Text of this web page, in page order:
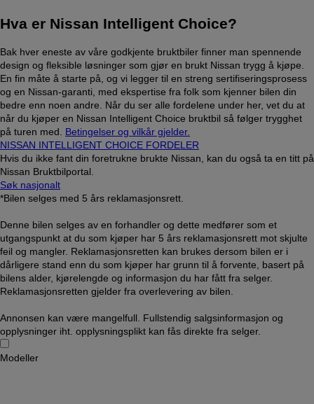
Hva er Nissan Intelligent Choice?
Bak hver eneste av våre godkjente bruktbiler finner man spennende
design og fleksible løsninger som gjør en brukt Nissan trygg å kjøpe.
En fin måte å starte på, og vi legger til en streng sertifiseringsprosess
og en Nissan-garanti, med ekspertise fra folk som kjenner bilen din
bedre enn noen andre. Når du ser alle fordelene under her, vet du at
når du kjøper en Nissan Intelligent Choice bruktbil så følger trygghet
på turen med. Betingelser og vilkår gjelder.
NISSAN INTELLIGENT CHOICE FORDELER
Hvis du ikke fant din foretrukne brukte Nissan, kan du også ta en titt på
Nissan Bruktbilportal.
Søk nasjonalt
*Bilen selges med 5 års reklamasjonsrett.
Denne bilen selges av en forhandler og dette medfører som et
utgangspunkt at du som kjøper har 5 års reklamasjonsrett mot skjulte
feil og mangler. Reklamasjonsretten kan brukes dersom bilen er i
dårligere stand enn du som kjøper har grunn til å forvente, basert på
bilens alder, kjørelengde og informasjon du har fått fra selger.
Reklamasjonsretten gjelder fra overlevering av bilen.
Annonsen kan være mangelfull. Fullstendig salgsinformasjon og
opplysninger iht. opplysningsplikt kan fås direkte fra selger.
Modeller